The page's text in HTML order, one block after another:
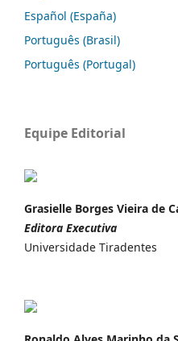
Español (España)
Português (Brasil)
Português (Portugal)
Equipe Editorial
Grasielle Borges Vieira de
Editora Executiva
Universidade Tiradentes